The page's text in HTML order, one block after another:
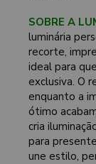
SOBRE A
luminária
recorte,
ideal para
exclusiva. O
enquanto a
ótimo
cria
para
une estilo,